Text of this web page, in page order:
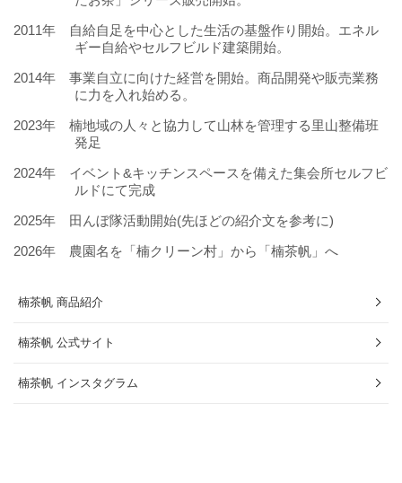
2011年 自給自足を中心とした生活の基盤作り開始。エネル
ギー自給やセルフビルド建築開始。
2014年 事業自立に向けた経営を開始。商品開発や販売業務
に力を入れ始める。
2023年 楠地域の人々と協力して山林を管理する里山整備班
発足
2024年 イベント&キッチンスペースを備えた集会所セルフビ
ルドにて完成
2025年 田んぼ隊活動開始(先ほどの紹介文を参考に)
2026年 農園名を「楠クリーン村」から「楠茶帆」へ
楠茶帆 商品紹介
楠茶帆 公式サイト
楠茶帆 インスタグラム